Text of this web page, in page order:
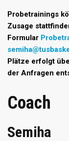
Probetrainings
Zusage
Formular
Plätze erfolgt
der Anfragen
Coach
Semiha